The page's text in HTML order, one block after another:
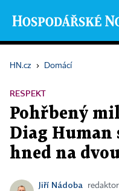
HN.cz › Domácí
RESPEKT
Pohřbený
Diag Human
hned na
Jiří Nádoba